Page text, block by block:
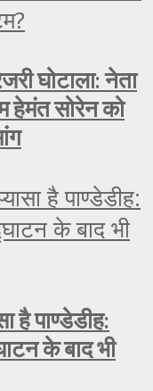
घोटाला: नेता
हेमंत सोरेन को
है पाण्डेडीह:
के बाद भी